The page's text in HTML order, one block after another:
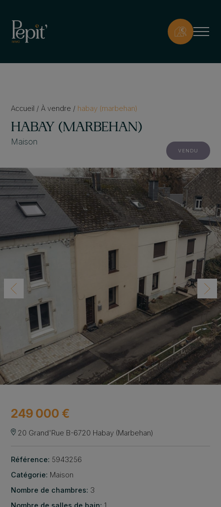
Accueil / À vendre / habay (marbehan)
HABAY (MARBEHAN)
Maison
VENDU
20 Grand'Rue B-6720 Habay (Marbehan)
249 000 €
Référence: 5943256
Catégorie: Maison
Nombre de chambres: 3